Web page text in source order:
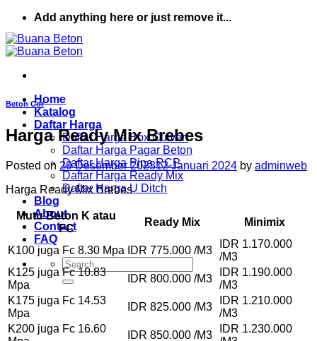
Skip
content
Add anything here or just remove it...
Home
Katalog
Daftar Harga
Daftar Harga Box Culvert
Daftar Harga Pagar Beton
Daftar Harga Pipa RCP
Daftar Harga Ready Mix
Daftar Harga U Ditch
Blog
About
Contact
FAQ
Search
for:
Beton Cor
Harga Ready Mix Brebes
Posted on 29 Desember 202312 Januari 2024 by adminweb
Harga Ready Mix Brebes
Mutu Beton K atau
FC
Ready Mix Minimix
K100 juga Fc 8.30 Mpa IDR 775.000 /M3
IDR 1.170.000
/M3
K125 juga Fc 10.83
Mpa
IDR 800.000 /M3
IDR 1.190.000
/M3
K175 juga Fc 14.53
Mpa
IDR 825.000 /M3
IDR 1.210.000
/M3
K200 juga Fc 16.60
IDR 850.000 /M3
IDR 1.230.000